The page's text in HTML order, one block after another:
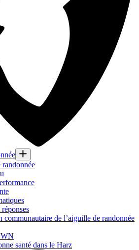
randonnée
communautaire de l’aiguille de randonnée
santé dans le Harz